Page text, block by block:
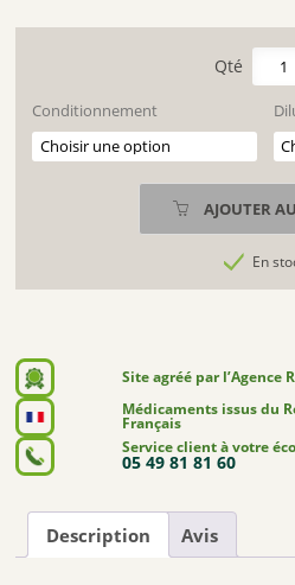
Conditionnement
de
AJOUTER
En
Site agréé par l’Agence
Médicaments issus du
Français
Service client à votre
05 49 81 81 60
Description Avis